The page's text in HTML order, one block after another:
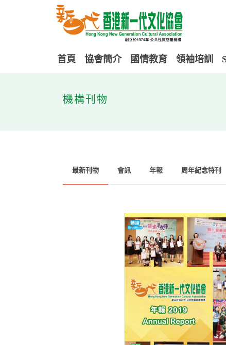
首頁 協會簡介 國情教育 領袖培訓
機構刊物
最新刊物 會訊 年報 周年紀念特刊